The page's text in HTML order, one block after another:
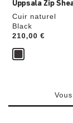
Uppsala Zip
Cuir naturel
Black
Price:
210,00 €